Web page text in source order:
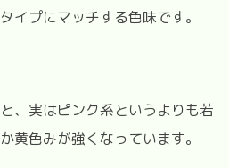
イプにマッチする色味です。
、実はピンク系というよりも若
黄色みが強くなっています。